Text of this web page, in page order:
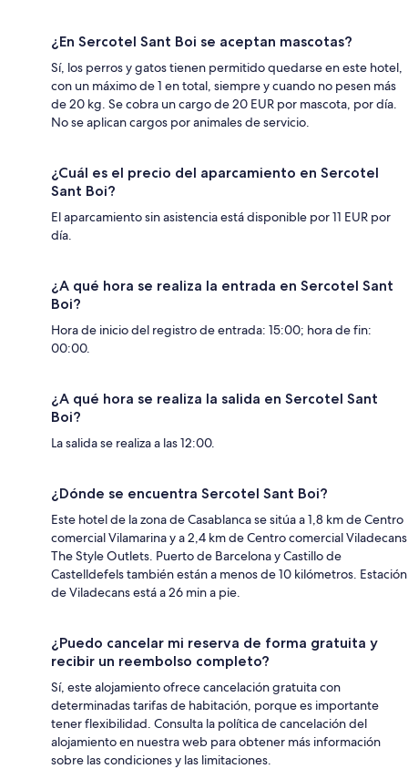
¿En Sercotel Sant Boi se aceptan mascotas?
Sí, los perros y gatos tienen permitido quedarse en este hotel,
con un máximo de 1 en total, siempre y cuando no pesen más
de 20 kg. Se cobra un cargo de 20 EUR por mascota, por día.
No se aplican cargos por animales de servicio.
¿Cuál es el precio del aparcamiento en Sercotel
Sant Boi?
El aparcamiento sin asistencia está disponible por 11 EUR por
día.
¿A qué hora se realiza la entrada en Sercotel Sant
Boi?
Hora de inicio del registro de entrada: 15:00; hora de fin:
00:00.
¿A qué hora se realiza la salida en Sercotel Sant
Boi?
La salida se realiza a las 12:00.
¿Dónde se encuentra Sercotel Sant Boi?
Este hotel de la zona de Casablanca se sitúa a 1,8 km de Centro
comercial Vilamarina y a 2,4 km de Centro comercial Viladecans
The Style Outlets. Puerto de Barcelona y Castillo de
Castelldefels también están a menos de 10 kilómetros. Estación
de Viladecans está a 26 min a pie.
¿Puedo cancelar mi reserva de forma gratuita y
recibir un reembolso completo?
Sí, este alojamiento ofrece cancelación gratuita con
determinadas tarifas de habitación, porque es importante
tener flexibilidad. Consulta la política de cancelación del
alojamiento en nuestra web para obtener más información
sobre las condiciones y las limitaciones.